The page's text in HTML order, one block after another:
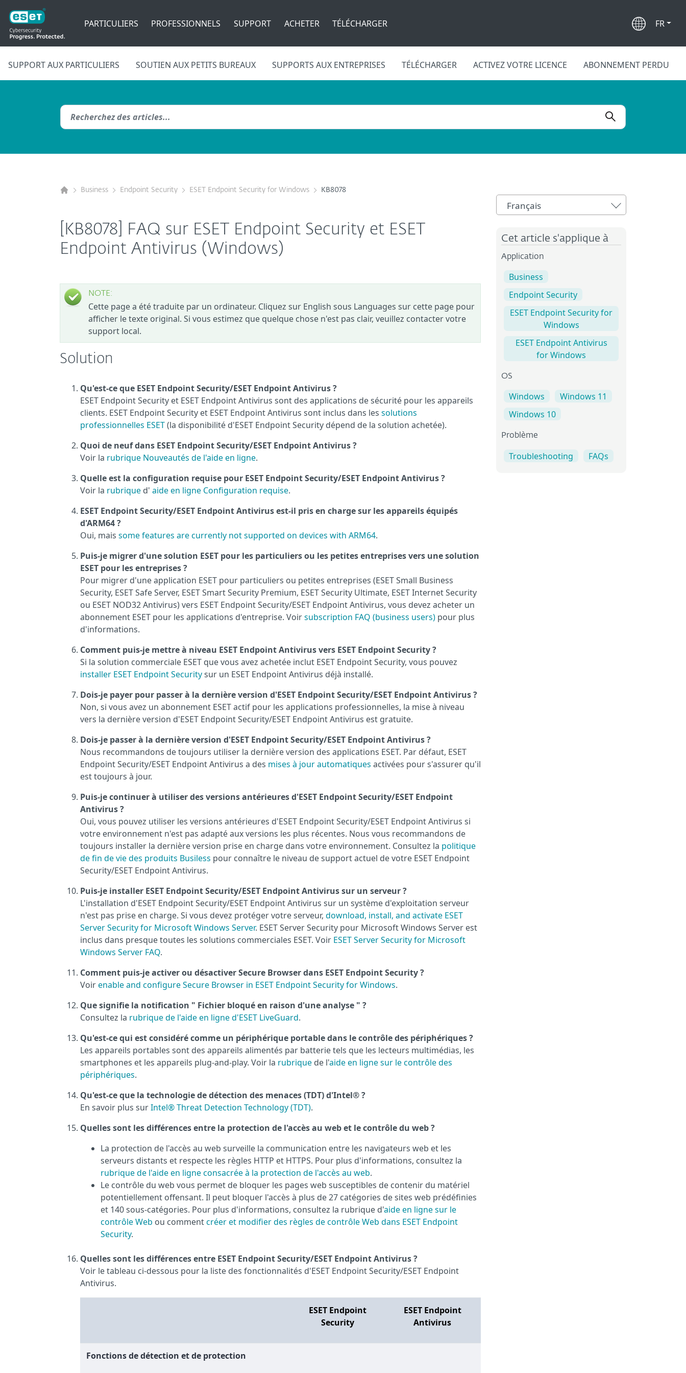
PARTICULIERS PROFESSIONNELS SUPPORT ACHETER TÉLÉCHARGER FR
SUPPORT AUX PARTICULIERS SOUTIEN AUX PETITS BUREAUX SUPPORTS AUX ENTREPRISES TÉLÉCHARGER ACTIVEZ VOTRE LICENCE ABONNEMENT PERDU
Business Endpoint Security ESET Endpoint Security for Windows KB8078
[KB8078] FAQ sur ESET Endpoint Security et ESET
Endpoint Antivirus (Windows)
NOTE:
Cette page a été traduite par un ordinateur. Cliquez sur English sous Languages sur cette page pour
afficher le texte original. Si vous estimez que quelque chose n'est pas clair, veuillez contacter votre
support local.
Solution
Qu'est-ce que ESET Endpoint Security/ESET Endpoint Antivirus ?
ESET Endpoint Security et ESET Endpoint Antivirus sont des applications de sécurité pour les appareils
clients. ESET Endpoint Security et ESET Endpoint Antivirus sont inclus dans les solutions
professionnelles ESET(la disponibilité d'ESET Endpoint Security dépend de la solution achetée).
Quoi de neuf dans ESET Endpoint Security/ESET Endpoint Antivirus ?
Voir la rubrique Nouveautés de l'aide en ligne.
Quelle est la configuration requise pour ESET Endpoint Security/ESET Endpoint Antivirus ?
Voir la rubrique d' aide en ligne Configuration requise.
ESET Endpoint Security/ESET Endpoint Antivirus est-il pris en charge sur les appareils équipés
d'ARM64 ?
Oui, mais some features are currently not supported on devices with ARM64.
Puis-je migrer d'une solution ESET pour les particuliers ou les petites entreprises vers une solution
ESET pour les entreprises ?
Pour migrer d'une application ESET pour particuliers ou petites entreprises (ESET Small Business
Security, ESET Safe Server, ESET Smart Security Premium, ESET Security Ultimate, ESET Internet Security
ou ESET NOD32 Antivirus) vers ESET Endpoint Security/ESET Endpoint Antivirus, vous devez acheter un
abonnement ESET pour les applications d'entreprise. Voirsubscription FAQ (business users) pour plus
d'informations.
Comment puis-je mettre à niveau ESET Endpoint Antivirus vers ESET Endpoint Security ?
Si la solution commerciale ESET que vous avez achetée inclut ESET Endpoint Security, vous pouvez
installer ESET Endpoint Securitysur un ESET Endpoint Antivirus déjà installé.
Dois-je payer pour passer à la dernière version d'ESET Endpoint Security/ESET Endpoint Antivirus ?
Non, si vous avez un abonnement ESET actif pour les applications professionnelles, la mise à niveau
vers la dernière version d'ESET Endpoint Security/ESET Endpoint Antivirus est gratuite.
Dois-je passer à la dernière version d'ESET Endpoint Security/ESET Endpoint Antivirus ?
Nous recommandons de toujours utiliser la dernière version des applications ESET. Par défaut, ESET
Endpoint Security/ESET Endpoint Antivirus a des mises à jour automatiques activées pour s'assurer qu'il
est toujours à jour.
Puis-je continuer à utiliser des versions antérieures d'ESET Endpoint Security/ESET Endpoint
Antivirus ?
Oui, vous pouvez utiliser les versions antérieures d'ESET Endpoint Security/ESET Endpoint Antivirus si
votre environnement n'est pas adapté aux versions les plus récentes. Nous vous recommandons de
toujours installer la dernière version prise en charge dans votre environnement. Consultez la politique
de fin de vie des produits Busiless pour connaître le niveau de support actuel de votre ESET Endpoint
Security/ESET Endpoint Antivirus.
Puis-je installer ESET Endpoint Security/ESET Endpoint Antivirus sur un serveur ?
L'installation d'ESET Endpoint Security/ESET Endpoint Antivirus sur un système d'exploitation serveur
n'est pas prise en charge. Si vous devez protéger votre serveur, download, install, and activate ESET
Server Security for Microsoft Windows Server. ESET Server Security pour Microsoft Windows Server est
inclus dans presque toutes les solutions commerciales ESET. Voir ESET Server Security for Microsoft
Windows Server FAQ.
Comment puis-je activer ou désactiver Secure Browser dans ESET Endpoint Security ?
Voirenable and configure Secure Browser in ESET Endpoint Security for Windows.
Que signifie la notification " Fichier bloqué en raison d'une analyse " ?
Consultez la rubrique de l'aide en ligne d'ESET LiveGuard.
Qu'est-ce qui est considéré comme un périphérique portable dans le contrôle des périphériques ?
Les appareils portables sont des appareils alimentés par batterie tels que les lecteurs multimédias, les
smartphones et les appareils plug-and-play. Voir la rubrique de l'aide en ligne sur le contrôle des
périphériques.
Qu'est-ce que la technologie de détection des menaces (TDT) d'Intel® ?
En savoir plus surIntel® Threat Detection Technology (TDT).
Quelles sont les différences entre la protection de l'accès au web et le contrôle du web ?
La protection de l'accès au web surveille la communication entre les navigateurs web et les
serveurs distants et respecte les règles HTTP et HTTPS. Pour plus d'informations, consultez la
rubrique de l'aide en ligne consacrée à la protection de l'accès au web.
Le contrôle du web vous permet de bloquer les pages web susceptibles de contenir du matériel
potentiellement offensant. Il peut bloquer l'accès à plus de 27 catégories de sites web prédéfinies
et 140 sous-catégories. Pour plus d'informations, consultez la rubrique d'aide en ligne sur le
contrôle Web ou commentcréer et modifier des règles de contrôle Web dans ESET Endpoint
Security.
Quelles sont les différences entre ESET Endpoint Security/ESET Endpoint Antivirus ?
Voir le tableau ci-dessous pour la liste des fonctionnalités d'ESET Endpoint Security/ESET Endpoint
Antivirus.
ESET Endpoint
Security
ESET Endpoint
Antivirus
Fonctions de détection et de protection
Français
Cet article s'applique à
Application
Business
Endpoint Security
ESET Endpoint Security for
Windows
ESET Endpoint Antivirus
for Windows
OS
Windows
Windows 11
Windows 10
Problème
Troubleshooting FAQs